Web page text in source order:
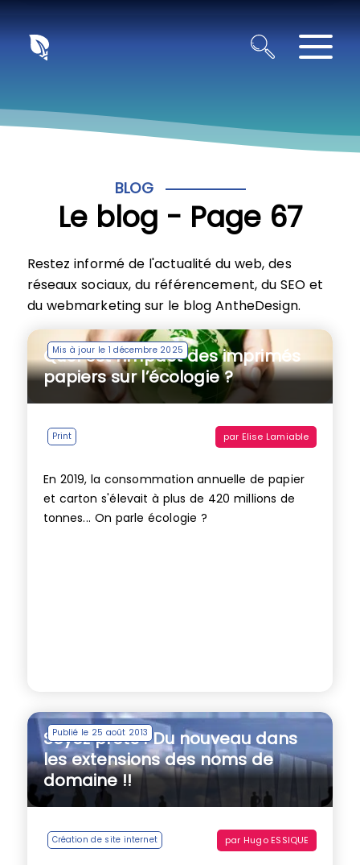
BLOG
Le blog - Page 67
Restez informé de l'actualité du web, des
réseaux sociaux, du référencement, du SEO et
du webmarketing sur le blog AntheDesign.
Mis à jour le 1 décembre 2025
Quel est l’impact des imprimés
papiers sur l’écologie ?
Print par Elise Lamiable
En 2019, la consommation annuelle de papier
et carton s'élevait à plus de 420 millions de
tonnes... On parle écologie ?
Publié le 25 août 2013
Soyez prêts ! Du nouveau dans
les extensions des noms de
domaine !!
Création de site internet par Hugo ESSIQUE
Panneau de gestion des cookies